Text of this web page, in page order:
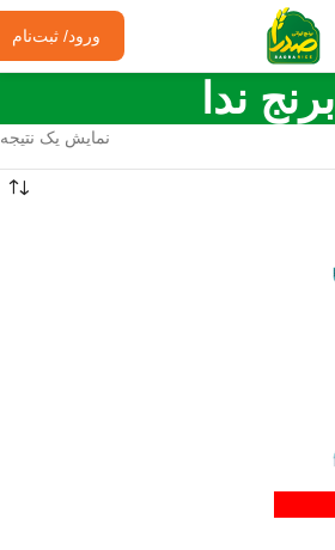
ورود/ ثبت‌نام
برنج ندا
نمایش یک نتیجه